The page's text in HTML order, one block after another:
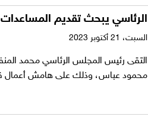
الرئاسي يبحث تقديم المساعدات
السبت،
التقى رئيس المجلس الرئاسي محمد
محمود عباس، وذلك على هامش أعمال